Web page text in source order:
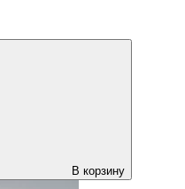
В корзину